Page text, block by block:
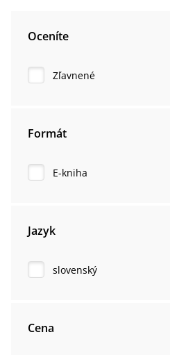
Oceníte
Zľavnené
Formát
E-kniha
Jazyk
slovenský
Cena